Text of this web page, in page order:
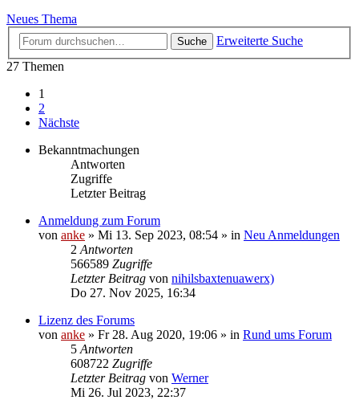
Neues Thema
Suche
Erweiterte Suche
27 Themen
1
2
Nächste
Bekanntmachungen
Antworten
Zugriffe
Letzter Beitrag
Anmeldung zum Forum
von anke » Mi 13. Sep 2023, 08:54 » in Neu Anmeldungen
2 Antworten
566589 Zugriffe
Letzter Beitrag von nihilsbaxtenuawerx)
Do 27. Nov 2025, 16:34
Lizenz des Forums
von anke » Fr 28. Aug 2020, 19:06 » in Rund ums Forum
5 Antworten
608722 Zugriffe
Letzter Beitrag von Werner
Mi 26. Jul 2023, 22:37